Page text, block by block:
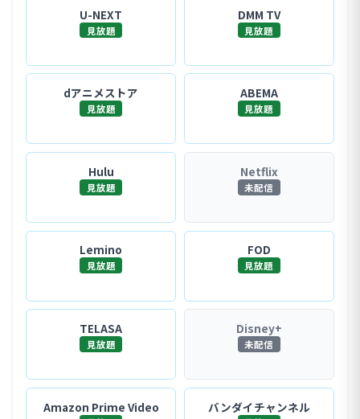
U-NEXT
見放題
DMM TV
見放題
dアニメストア
見放題
ABEMA
見放題
Hulu
見放題
Netflix
未配信
Lemino
見放題
FOD
見放題
TELASA
見放題
Disney+
未配信
Amazon Prime Video バンダイチャンネル